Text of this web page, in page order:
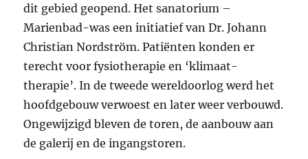
dit gebied geopend. Het sanatorium –
Marienbad-was een initiatief van Dr. Johann
Christian Nordström. Patiënten konden er
terecht voor fysiotherapie en ‘klimaat-
therapie’. In de tweede wereldoorlog werd het
hoofdgebouw verwoest en later weer verbouwd.
Ongewijzigd bleven de toren, de aanbouw aan
de galerij en de ingangstoren.